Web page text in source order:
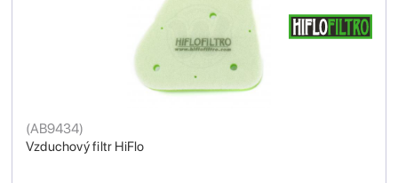
Vzduchový filtr HiFlo
(AB9434)